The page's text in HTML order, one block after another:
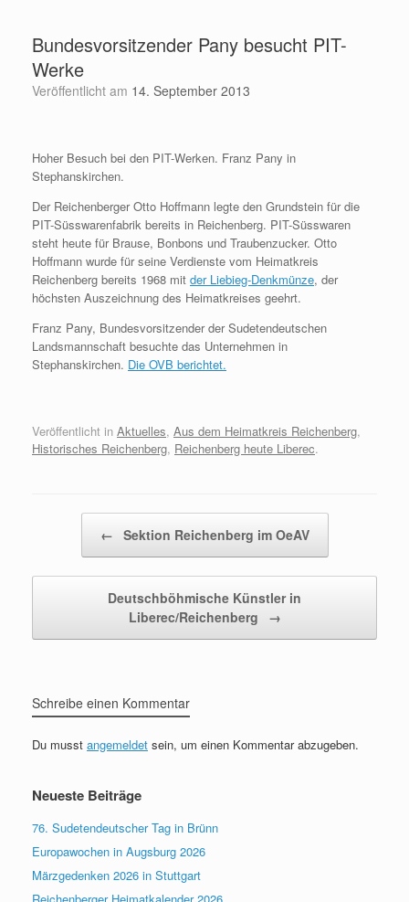
springenBundesvorsitzender Pany besucht PIT-
Werke
Veröffentlicht am 14. September 2013
Hoher Besuch bei den PIT-Werken. Franz Pany in
Stephanskirchen.
Der Reichenberger Otto Hoffmann legte den Grundstein für die
PIT-Süsswarenfabrik bereits in Reichenberg. PIT-Süsswaren
steht heute für Brause, Bonbons und Traubenzucker. Otto
Hoffmann wurde für seine Verdienste vom Heimatkreis
Reichenberg bereits 1968 mit der Liebieg-Denkmünze, der
höchsten Auszeichnung des Heimatkreises geehrt.
Franz Pany, Bundesvorsitzender der Sudetendeutschen
Landsmannschaft besuchte das Unternehmen in
Stephanskirchen. Die OVB berichtet.
Veröffentlicht in Aktuelles, Aus dem Heimatkreis Reichenberg,
Historisches Reichenberg, Reichenberg heute Liberec.
← Sektion Reichenberg im OeAV
Deutschböhmische Künstler in
Liberec/Reichenberg
→
Schreibe einen Kommentar
Du musst angemeldet sein, um einen Kommentar abzugeben.
Neueste Beiträge
76. Sudetendeutscher Tag in Brünn
Europawochen in Augsburg 2026
Märzgedenken 2026 in Stuttgart
Reichenberger Heimatkalender 2026